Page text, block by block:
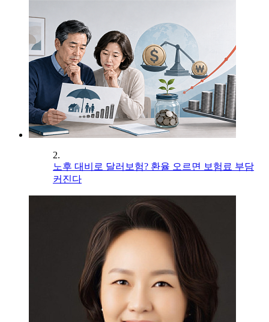
2.
노후 대비로 달러보험? 환율 오르면 보험료 부담
커진다